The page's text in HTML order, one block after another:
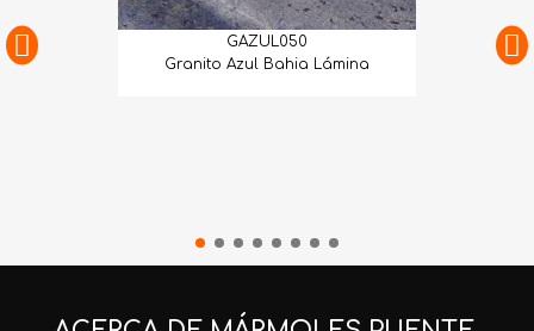
GAZUL050
Granito Azul Bahia Lámina